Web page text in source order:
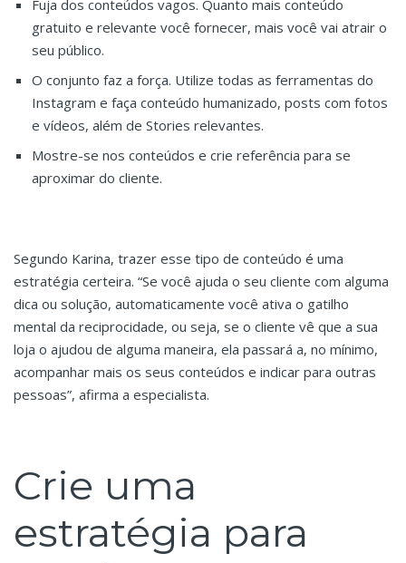
Fuja dos conteúdos vagos. Quanto mais conteúdo
gratuito e relevante você fornecer, mais você vai atrair o
seu público.
O conjunto faz a força. Utilize todas as ferramentas do
Instagram e faça conteúdo humanizado, posts com fotos
e vídeos, além de Stories relevantes.
Mostre-se nos conteúdos e crie referência para se
aproximar do cliente.
Segundo Karina, trazer esse tipo de conteúdo é uma
estratégia certeira. “Se você ajuda o seu cliente com alguma
dica ou solução, automaticamente você ativa o gatilho
mental da reciprocidade, ou seja, se o cliente vê que a sua
loja o ajudou de alguma maneira, ela passará a, no mínimo,
acompanhar mais os seus conteúdos e indicar para outras
pessoas”, afirma a especialista.
Crie uma
estratégia para